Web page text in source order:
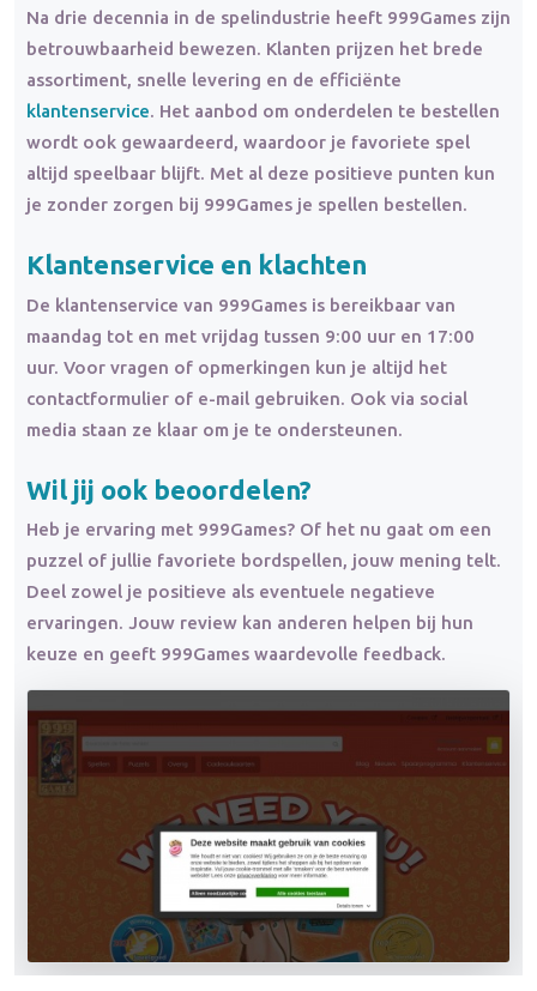
Na drie decennia in de spelindustrie heeft 999Games zijn
betrouwbaarheid bewezen. Klanten prijzen het brede
assortiment, snelle levering en de efficiënte
klantenservice. Het aanbod om onderdelen te bestellen
wordt ook gewaardeerd, waardoor je favoriete spel
altijd speelbaar blijft. Met al deze positieve punten kun
je zonder zorgen bij 999Games je spellen bestellen.
Klantenservice en klachten
De klantenservice van 999Games is bereikbaar van
maandag tot en met vrijdag tussen 9:00 uur en 17:00
uur. Voor vragen of opmerkingen kun je altijd het
contactformulier of e-mail gebruiken. Ook via social
media staan ze klaar om je te ondersteunen.
Wil jij ook beoordelen?
Heb je ervaring met 999Games? Of het nu gaat om een
puzzel of jullie favoriete bordspellen, jouw mening telt.
Deel zowel je positieve als eventuele negatieve
ervaringen. Jouw review kan anderen helpen bij hun
keuze en geeft 999Games waardevolle feedback.